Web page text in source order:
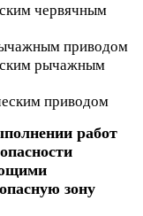
червячным
приводом
рычажным
приводом
работ
зону